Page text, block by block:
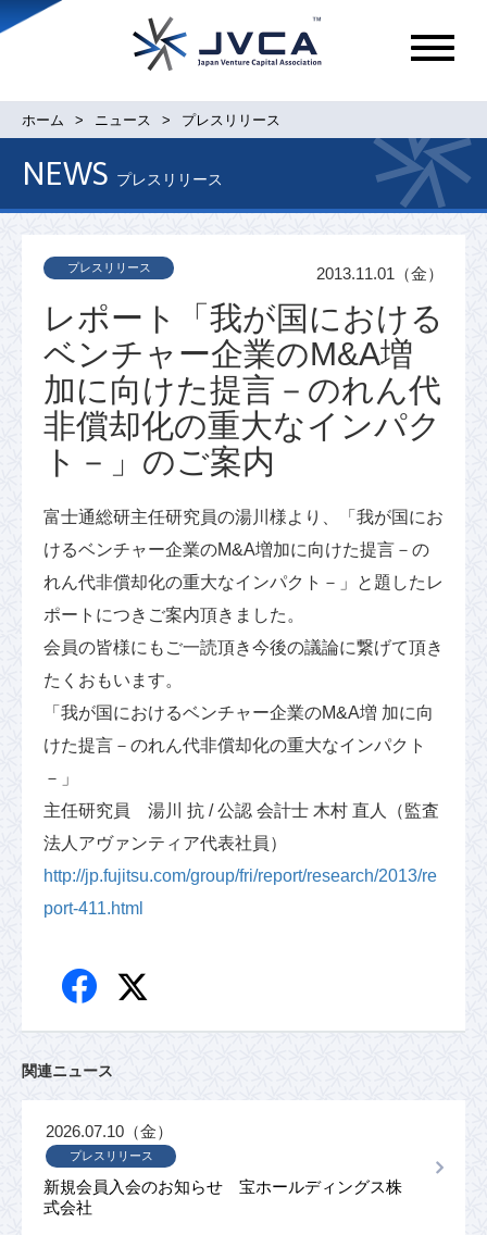
メ
ュ
ホーム ニュース プレスリリース
NEWS プレスリリース
レポート「我が国における
ベンチャー企業のM&A増
加に向けた提言－のれん代
非償却化の重大なインパク
ト－」のご案内
プレスリリース 2013.11.01（金）
富士通総研主任研究員の湯川様より、「我が国にお
けるベンチャー企業のM&A増加に向けた提言－の
れん代非償却化の重大なインパクト－」と題したレ
ポートにつきご案内頂きました。
会員の皆様にもご一読頂き今後の議論に繋げて頂き
たくおもいます。
「我が国におけるベンチャー企業のM&A増 加に向
けた提言－のれん代非償却化の重大なインパクト
－」
主任研究員 湯川 抗 / 公認 会計士 木村 直人（監査
法人アヴァンティア代表社員）
http://jp.fujitsu.com/group/fri/report/research/2013/re
port-411.html
関連ニュース
新規会員入会のお知らせ 宝ホールディングス株
式会社
プレスリリース
2026.07.10（金）